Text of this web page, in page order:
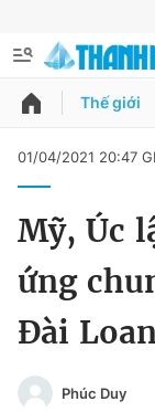
QUẢNG CÁO
Chuyên mục
Chuyên mục khác
Đổi mật
Tin đã lưu
Tin đã xem
Đăng xuất
Thế giới
01/04/2021 20:47
Mỹ, Úc
ứng
Đài
Phúc Duy